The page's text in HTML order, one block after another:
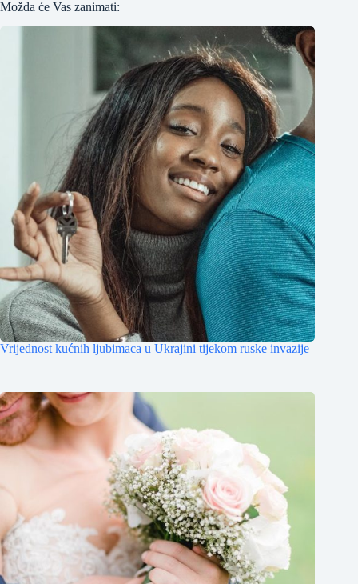
Možda će Vas zanimati:
Vrijednost kućnih ljubimaca u Ukrajini tijekom ruske invazije